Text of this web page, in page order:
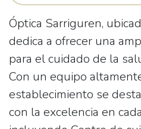
Óptica Sarriguren,
dedica a ofrecer una
para el cuidado de la
Con un equipo
establecimiento se
con la excelencia en